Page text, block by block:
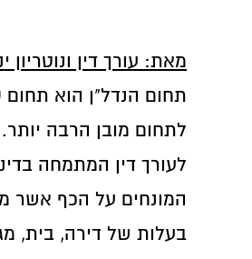
מאת: עורך דין ונוטריון
תחום הנדל"ן הוא תחום
לתחום מובן הרבה
לעורך דין המתמחה
המונחים על הכף אשר
בעלות של דירה, בית,